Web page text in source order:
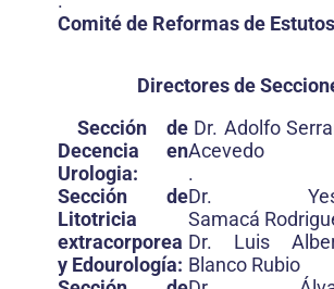
Comité de Reformas de
Directores de
Sección de
Decencia en
Urologia:
Sección de
Litotricia
extracorporea
y Edourología:
Dr. Adolfo
Acevedo
.
Dr.
Samacá
Dr. Luis
Blanco Rubio